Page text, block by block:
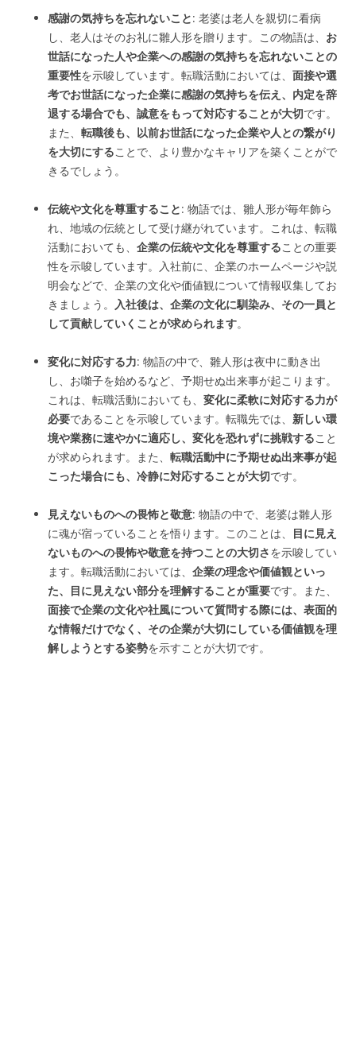
感謝の気持ちを忘れないこと: 老婆は老人を親切に看病
し、老人はそのお礼に雛人形を贈ります。この物語は、 お
世話になった人や企業への感謝の気持ちを忘れないことの
重要性を示唆しています。転職活動においては、 面接や選
考でお世話になった企業に感謝の気持ちを伝え、内定を辞
退する場合でも、誠意をもって対応することが大切です。
また、 転職後も、以前お世話になった企業や人との繋がり
を大切にすることで、より豊かなキャリアを築くことがで
きるでしょう。
伝統や文化を尊重すること: 物語では、雛人形が毎年飾ら
れ、地域の伝統として受け継がれています。これは、転職
活動においても、 企業の伝統や文化を尊重することの重要
性を示唆しています。入社前に、企業のホームページや説
明会などで、企業の文化や価値観について情報収集してお
きましょう。 入社後は、企業の文化に馴染み、その一員と
して貢献していくことが求められます。
変化に対応する力: 物語の中で、雛人形は夜中に動き出
し、お囃子を始めるなど、予期せぬ出来事が起こります。
これは、転職活動においても、 変化に柔軟に対応する力が
必要であることを示唆しています。転職先では、 新しい環
境や業務に速やかに適応し、変化を恐れずに挑戦すること
が求められます。また、 転職活動中に予期せぬ出来事が起
こった場合にも、冷静に対応することが大切です。
見えないものへの畏怖と敬意: 物語の中で、老婆は雛人形
に魂が宿っていることを悟ります。このことは、
目に見え
ないものへの畏怖や敬意を持つことの大切さを示唆してい
ます。転職活動においては、 企業の理念や価値観といっ
た、目に見えない部分を理解することが重要です。また、
面接で企業の文化や社風について質問する際には、表面的
な情報だけでなく、その企業が大切にしている価値観を理
解しようとする姿勢を示すことが大切です。